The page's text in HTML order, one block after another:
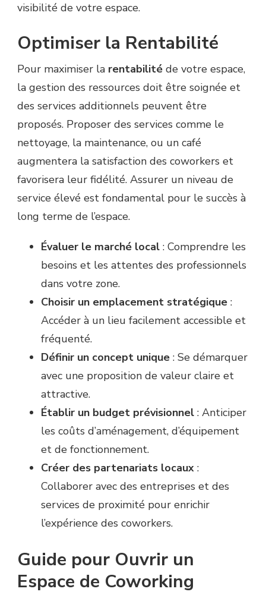
visibilité de votre espace.
Optimiser la Rentabilité
Pour maximiser la rentabilité de votre espace,
la gestion des ressources doit être soignée et
des services additionnels peuvent être
proposés. Proposer des services comme le
nettoyage, la maintenance, ou un café
augmentera la satisfaction des coworkers et
favorisera leur fidélité. Assurer un niveau de
service élevé est fondamental pour le succès à
long terme de l’espace.
Évaluer le marché local : Comprendre les
besoins et les attentes des professionnels
dans votre zone.
Choisir un emplacement stratégique :
Accéder à un lieu facilement accessible et
fréquenté.
Définir un concept unique : Se démarquer
avec une proposition de valeur claire et
attractive.
Établir un budget prévisionnel : Anticiper
les coûts d’aménagement, d’équipement
et de fonctionnement.
Créer des partenariats locaux :
Collaborer avec des entreprises et des
services de proximité pour enrichir
l’expérience des coworkers.
Guide pour Ouvrir un
Espace de Coworking